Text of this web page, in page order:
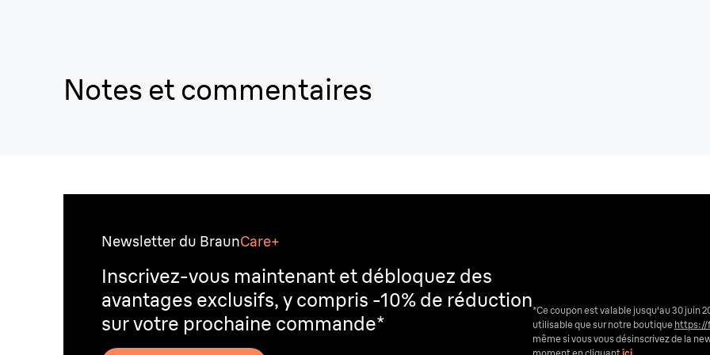
Notes et commentaires
Newsletter du BraunCare+
Inscrivez-vous maintenant et débloquez des
avantages exclusifs, y compris -10% de réduction
sur votre prochaine commande*
*Ce coupon est valable jusqu'au 30 juin
utilisable que sur notre boutique https://
même si vous vous désinscrivez de la